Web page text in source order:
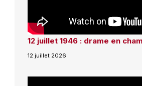
12 juillet 1946 : drame en
12 juillet 2026